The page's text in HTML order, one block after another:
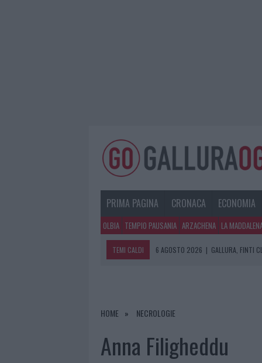
PRIMA PAGINA CRONACA ECONOMIA
OLBIA TEMPIO PAUSANIA ARZACHENA LA
TEMI CALDI 6 AGOSTO 2026 | GALLURA, FINTI
|
METEO OLBIA 7
6 AGOSTO 2026 | CALANGIANUS, ALLARME SUL
HOME NECROLOGIE
Anna Filigheddu